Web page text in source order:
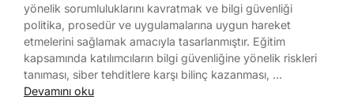
yönelik sorumluluklarını kavratmak ve bilgi güvenliği
politika, prosedür ve uygulamalarına uygun hareket
etmelerini sağlamak amacıyla tasarlanmıştır. Eğitim
kapsamında katılımcıların bilgi güvenliğine yönelik riskleri
tanıması, siber tehditlere karşı bilinç kazanması, …
Devamını oku